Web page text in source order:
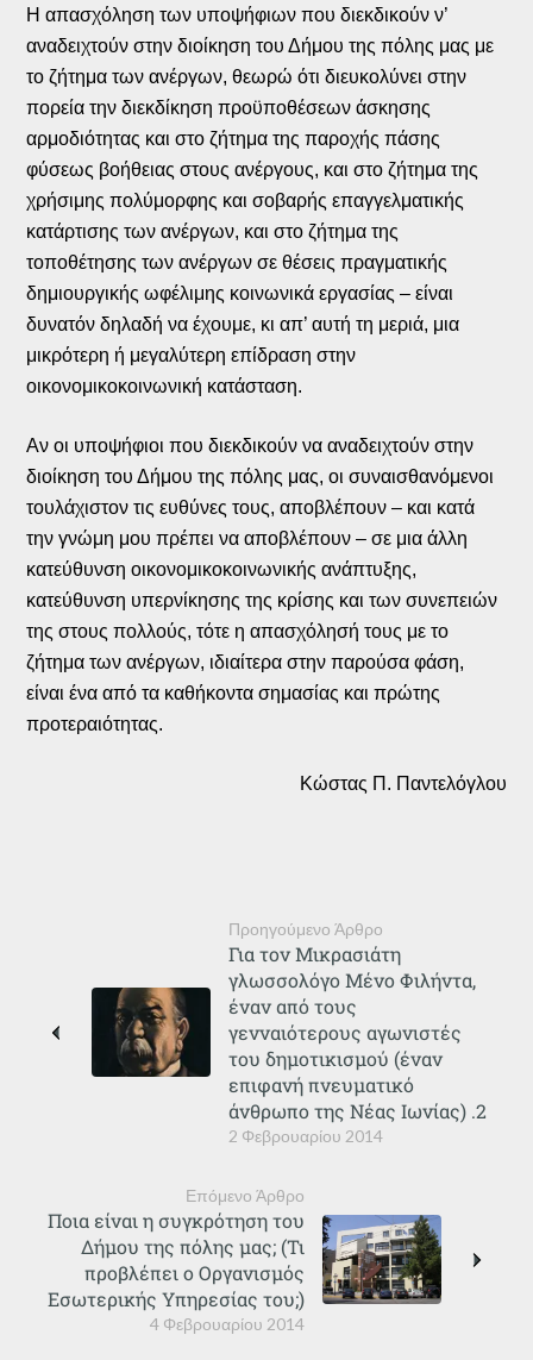
Η απασχόληση των υποψήφιων που διεκδικούν ν’
αναδειχτούν στην διοίκηση του Δήμου της πόλης μας με
το ζήτημα των ανέργων, θεωρώ ότι διευκολύνει στην
πορεία την διεκδίκηση προϋποθέσεων άσκησης
αρμοδιότητας και στο ζήτημα της παροχής πάσης
φύσεως βοήθειας στους ανέργους, και στο ζήτημα της
χρήσιμης πολύμορφης και σοβαρής επαγγελματικής
κατάρτισης των ανέργων, και στο ζήτημα της
τοποθέτησης των ανέργων σε θέσεις πραγματικής
δημιουργικής ωφέλιμης κοινωνικά εργασίας – είναι
δυνατόν δηλαδή να έχουμε, κι απ’ αυτή τη μεριά, μια
μικρότερη ή μεγαλύτερη επίδραση στην
οικονομικοκοινωνική κατάσταση.
Αν οι υποψήφιοι που διεκδικούν να αναδειχτούν στην
διοίκηση του Δήμου της πόλης μας, οι συναισθανόμενοι
τουλάχιστον τις ευθύνες τους, αποβλέπουν – και κατά
την γνώμη μου πρέπει να αποβλέπουν – σε μια άλλη
κατεύθυνση οικονομικοκοινωνικής ανάπτυξης,
κατεύθυνση υπερνίκησης της κρίσης και των συνεπειών
της στους πολλούς, τότε η απασχόλησή τους με το
ζήτημα των ανέργων, ιδιαίτερα στην παρούσα φάση,
είναι ένα από τα καθήκοντα σημασίας και πρώτης
προτεραιότητας.
Κώστας Π. Παντελόγλου
Προηγούμενο Άρθρο
2 Φεβρουαρίου 2014
Για τον Μικρασιάτη
γλωσσολόγο Μένο Φιλήντα,
έναν από τους
γενναιότερους αγωνιστές
του δημοτικισμού (έναν
επιφανή πνευματικό
άνθρωπο της Νέας Ιωνίας) .2
Επόμενο Άρθρο
4 Φεβρουαρίου 2014
Ποια είναι η συγκρότηση του
Δήμου της πόλης μας; (Τι
προβλέπει ο Οργανισμός
Εσωτερικής Υπηρεσίας του;)